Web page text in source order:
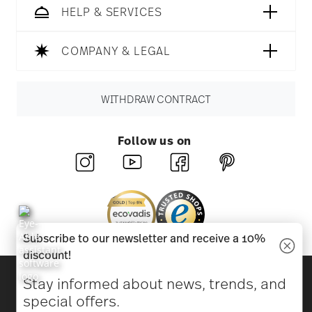
HELP & SERVICES
COMPANY & LEGAL
WITHDRAW CONTRACT
Follow us on
Beauty & functionality for your home
Subscribe to our newsletter and receive a 10%
discount!
Stay informed about news, trends, and
special offers.